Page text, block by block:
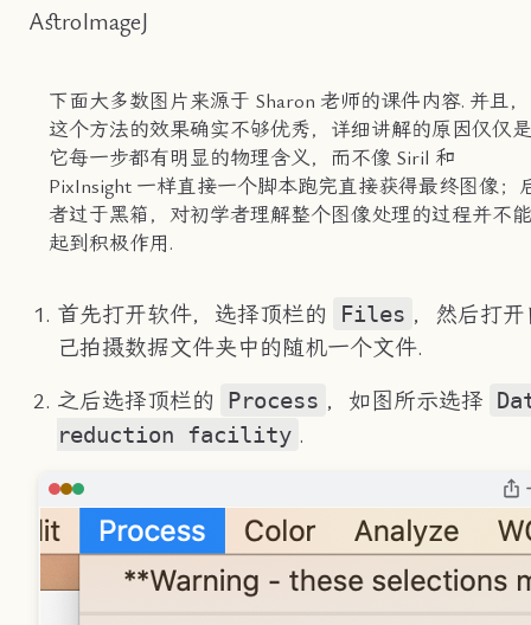
AstroImageJ
下面大多数图片来源于 Sharon 老师的课件内容. 并且，
这个方法的效果确实不够优秀，详细讲解的原因仅仅是
它每一步都有明显的物理含义，而不像 Siril 和
PixInsight 一样直接一个脚本跑完直接获得最终图像；
者过于黑箱，对初学者理解整个图像处理的过程并不能
起到积极作用.
首先打开软件，选择顶栏的 Files ，然后打开
己拍摄数据文件夹中的随机一个文件.
之后选择顶栏的 Process ，如图所示选择
reduction facility .